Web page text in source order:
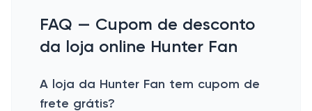
FAQ — Cupom de desconto
da loja online Hunter Fan
A loja da Hunter Fan tem cupom de
frete grátis?